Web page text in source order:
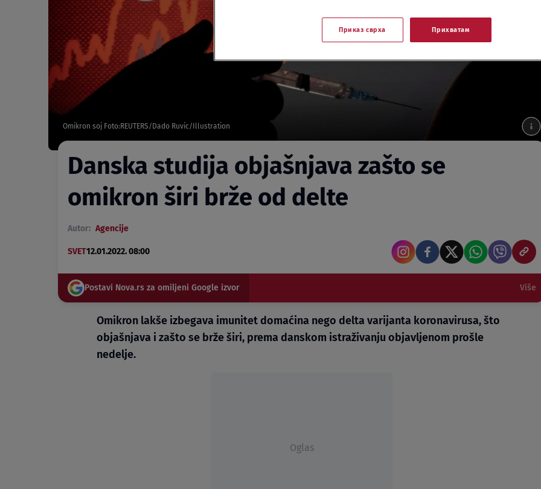
Omikron soj Foto:REUTERS/Dado Ruvic/Illustration
Danska studija objašnjava zašto se
omikron širi brže od delte
Autor: Agencije
SVET12.01.2022. 08:00
Postavi Nova.rs za omiljeni Google izvor Više
Omikron lakše izbegava imunitet domaćina nego delta varijanta koronavirusa, što
objašnjava i zašto se brže širi, prema danskom istraživanju objavljenom prošle
nedelje.
Oglas
Приказ сврха Прихватам